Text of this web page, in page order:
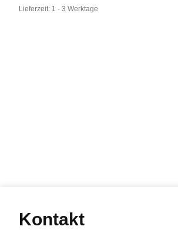
Lieferzeit: 1 - 3 Werktage
Kontakt